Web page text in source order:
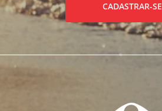
CADASTRAR-SE